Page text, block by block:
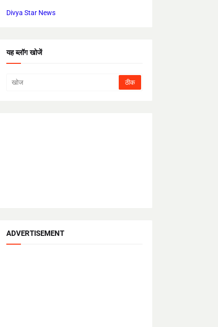
Divya Star News
यह ब्लॉग खोजें
ADVERTISEMENT